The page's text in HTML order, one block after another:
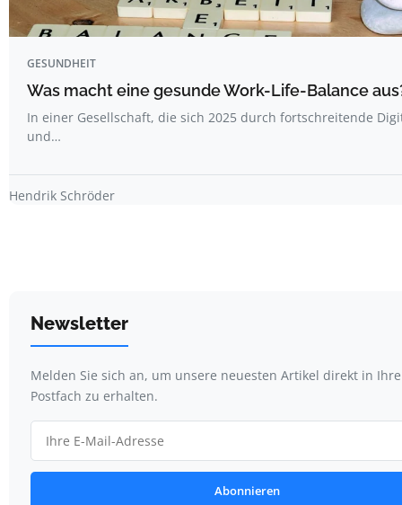
GESUNDHEIT
Was macht eine gesunde Work-Life-Balance
In einer Gesellschaft, die sich 2025 durch fortschreitende
und…
Hendrik Schröder
Newsletter
Melden Sie sich an, um unsere neuesten Artikel direkt in
Postfach zu erhalten.
Abonnieren